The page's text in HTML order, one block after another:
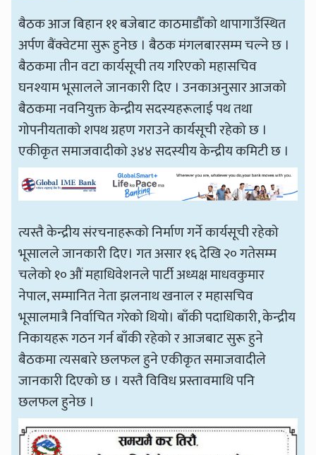
बैठक आज बिहान ११ बजेबाट काठमाडौँको थापागाउँस्थित
अर्पण बैंक्वेटमा सुरू हुनेछ । बैठक मंगलबारसम्म चल्ने छ ।
बैठकमा तीन वटा कार्यसूची तय गरिएको महासचिव
घनश्याम भूसालले जानकारी दिए । उनकाअनुसार आजको
बैठकमा नवनियुक्त केन्द्रीय सदस्यहरूलाई पथ तथा
गोपनीयताको शपथ ग्रहण गराउने कार्यसूची रहेको छ ।
एकीकृत समाजवादीको ३४४ सदस्यीय केन्द्रीय कमिटी छ ।
त्यस्तै केन्द्रीय संरचनाहरूको निर्माण गर्ने कार्यसूची रहेको
भूसालले जानकारी दिए। गत असार १६ देखि २० गतेसम्म
चलेको १० औं महाधिवेशनले पार्टी अध्यक्ष माधवकुमार
नेपाल, सम्मानित नेता झलनाथ खनाल र महासचिव
भूसालमात्रै निर्वाचित गरेको थियो। बाँकी पदाधिकारी, केन्द्रीय
निकायहरू गठन गर्न बाँकी रहेको र आजबाट सुरू हुने
बैठकमा त्यसबारे छलफल हुने एकीकृत समाजवादीले
जानकारी दिएको छ । यस्तै विविध प्रस्तावमाथि पनि
छलफल हुनेछ ।